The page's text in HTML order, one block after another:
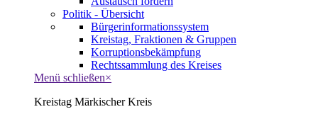
Politik - Übersicht
Bürgerinformationssystem
Kreistag, Fraktionen & Gruppen
Korruptionsbekämpfung
Rechtssammlung des Kreises
Menü schließen×
Kreistag Märkischer Kreis